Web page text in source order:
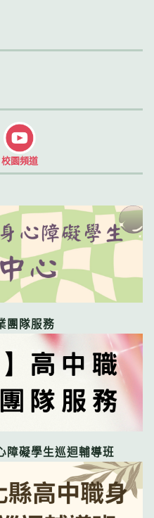
校園頻道
團隊服務
障礙學生巡迴輔導班